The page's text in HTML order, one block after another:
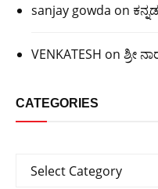
sanjay gowda on
VENKATESH on ಶ್ರೀ
CATEGORIES
Categories
Select Category